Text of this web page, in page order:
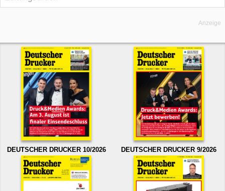
Anzeige
DEUTSCHER DRUCKER 10/2026 DEUTSCHER DRUCKER 9/2026